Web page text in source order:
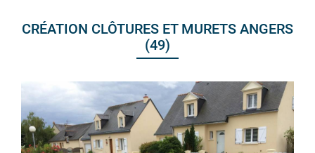
CRÉATION CLÔTURES ET MURETS ANGERS
(49)